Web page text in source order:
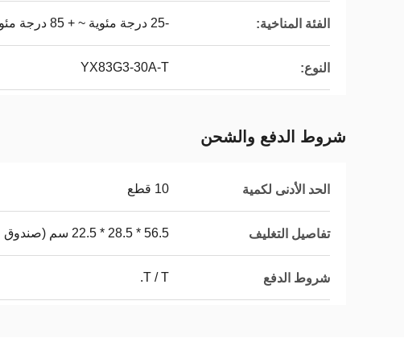
الفئة المناخية: -25 درجة مئوية ~ + 85 درجة مئوية
النوع: YX83G3-30A-T
شروط الدفع والشحن
الحد الأدنى لكمية 10 قطع
تفاصيل التغليف 56.5 * 28.5 * 22.5 سم (صندوق واحد)
شروط الدفع T / T.